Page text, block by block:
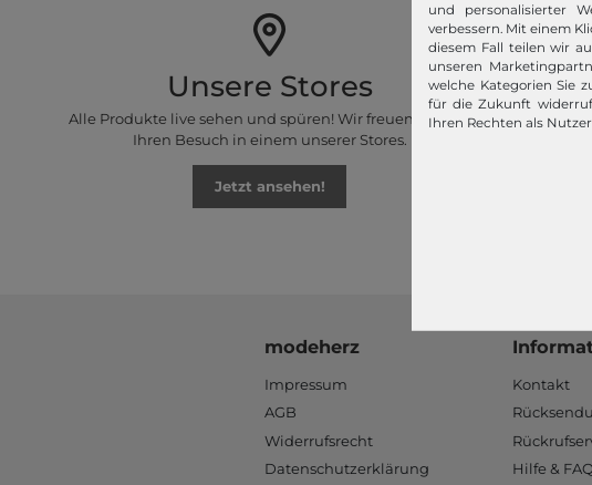
Unsere Stores
Alle Produkte live sehen und spüren! Wir freuen uns auf
Ihren Besuch in einem unserer Stores.
Jetzt ansehen!
Wir
modeherz
Impressum
AGB
Widerrufsrecht
Datenschutzerklärung
Kontakt
Hilfe & FAQ
und personalisierter
verbessern. Mit einem
diesem Fall teilen wir
unseren
welche Kategorien Sie
für die Zukunft
Ihren Rechten als